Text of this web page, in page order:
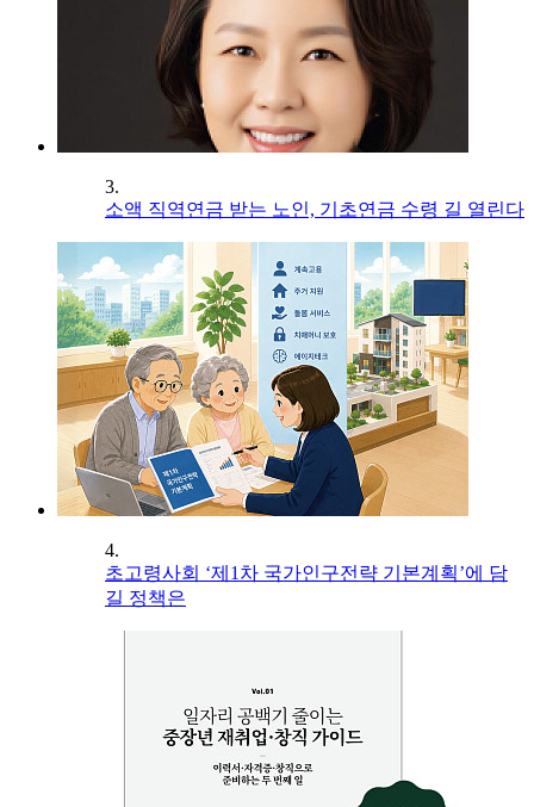
3.
소액 직역연금 받는 노인, 기초연금 수령 길 열린다
4.
초고령사회 ‘제1차 국가인구전략 기본계획’에 담
길 정책은